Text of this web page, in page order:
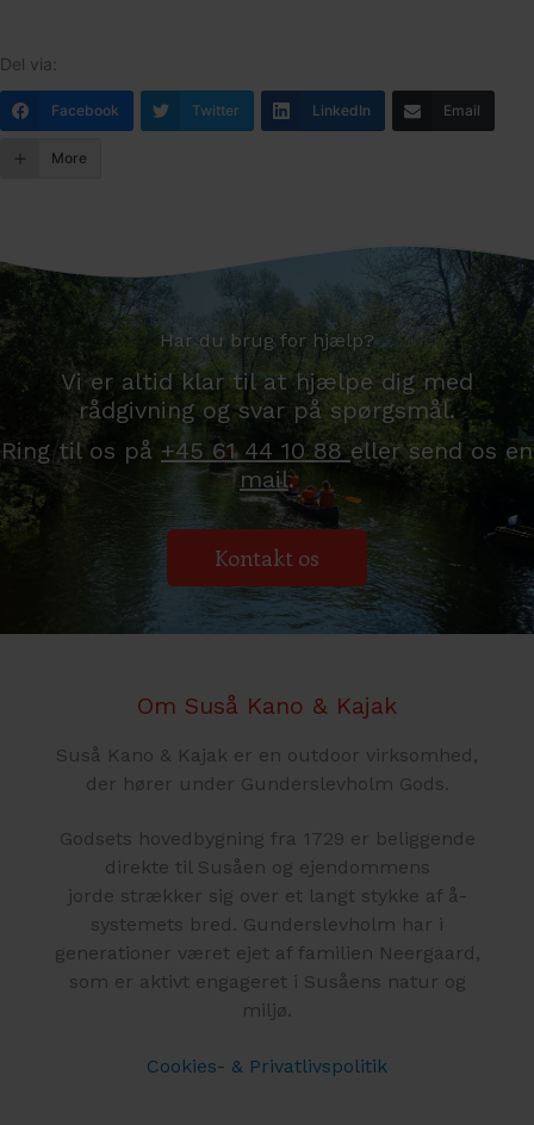
Facebook Twitter LinkedIn Email
More
Har du brug for hjælp?
Vi er altid klar til at hjælpe dig med
rådgivning og svar på spørgsmål.
Ring til os på +45 61 44 10 88 eller send os en
mail.
Kontakt os
Om Suså Kano & Kajak
Suså Kano & Kajak er en outdoor virksomhed,
der hører under Gunderslevholm Gods.
Godsets hovedbygning fra 1729 er beliggende
direkte til Susåen og ejendommens
jorde strækker sig over et langt stykke af å-
systemets bred. Gunderslevholm har i
generationer været ejet af familien Neergaard,
som er aktivt engageret i Susåens natur og
miljø.
Cookies- & Privatlivspolitik